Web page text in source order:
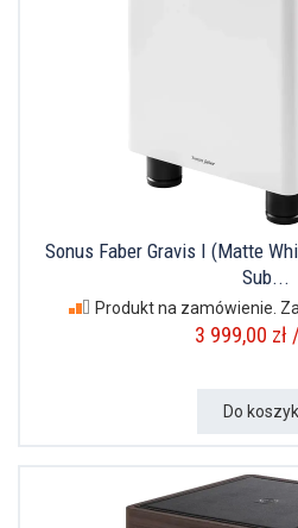
Sonus Faber Gravis I (Matte
Sub...
Produkt na zamówienie.
3 999,00 zł
Do